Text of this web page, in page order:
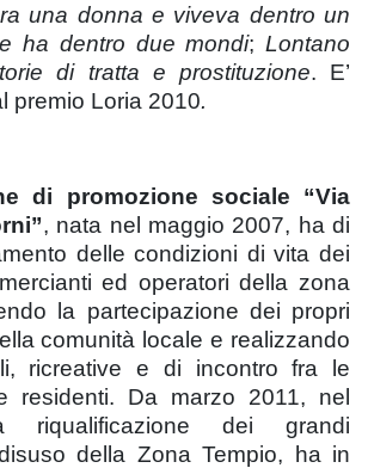
una donna e viveva dentro un
ha dentro due mondi;Lontano
di tratta e prostituzione. E’
premio Loria 2010.
di promozione sociale “Via
, nata nel maggio 2007, ha di
delle condizioni di vita dei
ed operatori della zona
la partecipazione dei propri
comunità locale e realizzando
ricreative e di incontro fra le
residenti. Da marzo 2011, nel
riqualificazione dei grandi
della Zona Tempio, ha in